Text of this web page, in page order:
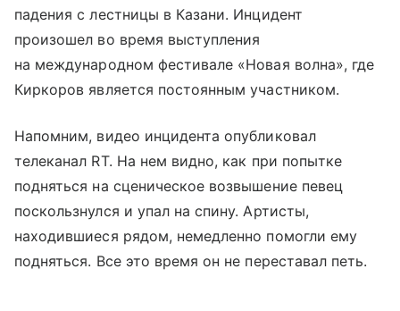
падения с лестницы в Казани. Инцидент
произошел во время выступления
на международном фестивале «Новая волна», где
Киркоров является постоянным участником.
Напомним, видео инцидента опубликовал
телеканал RT. На нем видно, как при попытке
подняться на сценическое возвышение певец
поскользнулся и упал на спину. Артисты,
находившиеся рядом, немедленно помогли ему
подняться. Все это время он не переставал петь.